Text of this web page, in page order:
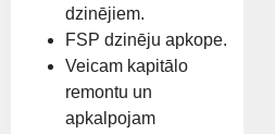
dzinējiem.
FSP dzinēju apkope.
Veicam kapitālo
remontu un
apkalpojam